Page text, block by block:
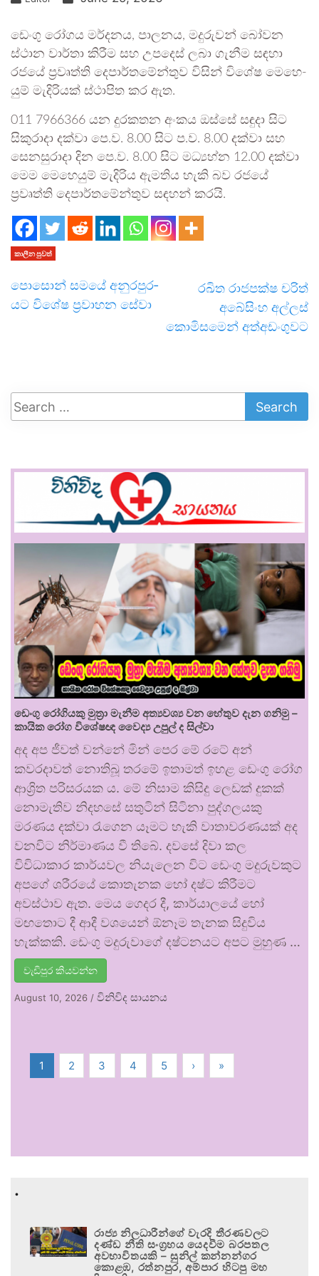
ඩෙංගු රෝගය මර්ද­නය, පාල­නය, මදු­රු­වන් බෝවන
ස්ථාන වාර්තා කිරීම සහ උප­දෙස් ලබා ගැනීම සඳහා
රජයේ ප්‍රවෘත්ති දෙපා­ර්ත­මේ­න්තුව විසින් විශේෂ මෙහෙ­
යුම් මැදි­රි­යක් ස්ථාපිත කර ඇත.
011 7966366 යන දුර­ක­තන අංකය ඔස්සේ සඳුදා සිට
සිකු­රාදා දක්වා පෙ.ව. 8.00 සිට ප.ව. 8.00 දක්වා සහ
සෙන­සු­රාදා දින පෙ.ව. 8.00 සිට මධ්‍යහ්න 12.00 දක්වා
මෙම මෙහෙ­යුම් මැදි­රිය ඇම­තිය හැකි බව රජයේ
ප්‍රවෘත්ති දෙපා­ර්ත­මේ­න්තුව සඳ­හන් කරයි.
කාලීන පුවත්
පොසොන් සමයේ අනු­ර­පු­ර­
යට විශේෂ ප්‍රවා­හන සේවා
රඛිත රාජපක්ෂ චරිත්
අබේසිංහ අල්ලස්
කොමිසමෙන් අත්අඩංගුවට
ඩෙංගු රෝගියකු ⁣මුත්‍රා මැනීම අත්‍යවශ්‍ය වන හේතුව දැන ගනිමු –
කායික රෝග විශේෂඥ වෛද්‍ය උපුල් ද සිල්වා
අද අප ජීවත් වන්නේ මින් පෙර මේ රටේ අන්
කවරදාවත් නොතිබූ තරමේ ඉතාමත් ඉහළ ඩෙංගු රෝග
ආශ්‍රිත පරිසරයක ය. මේ නිසාම කිසිදු ලෙඩක් දුකක්
නොමැතිව නිදහසේ සතුටින් සිටිනා පුද්ගලයකු
මරණය දක්වා රැගෙන යෑමට හැකි වාතාවරණයක් අද
වනවිට නිර්මාණය වී තිබේ. දවසේ දිවා කල
විවිධාකාර කාර්යවල නියැලෙන විට ඩෙංගු මදුරුවකුට
අපගේ ශරීරයේ කොතැනක හෝ දෂ්ට කිරීමට
අවස්ථාව ඇත. මෙය ගෙදර දී, කාර්යාලයේ හෝ
මඟතොට දී ආදී වශයෙන් ඕනෑම තැනක සිදුවිය
හැක්කකි. ඩෙංගු මදුරුවාගේ දෂ්ටනයට අපට මුහුණ …
වැඩිපුර කියවන්න
August 10, 2026 / විනිවිද සායනය
1 2 3 4 5 › »
.
රාජ්‍ය නිලධාරීන්ගේ වැරදි තීරණවලට
දණ්ඩ නීති සංග්‍රහය යෙදවීම බරපතල
අවභාවිතයකි – සුනිල් කන්නන්ගර
කොළඹ, රත්නපුර, අම්පාර හිටපු මහ